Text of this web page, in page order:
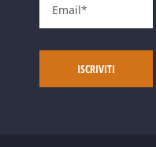
ISCRIVITI